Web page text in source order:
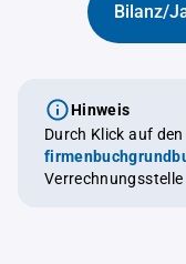
Bilanz/
Hinweis
Durch Klick auf